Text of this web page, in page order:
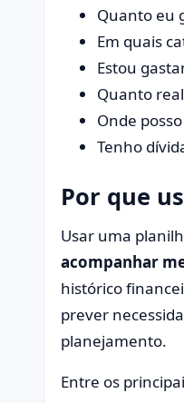
Quanto eu
Em quais
Estou
Quanto
Onde
Tenho
Por que
Usar uma
acompanhar
histórico
prever
planejamento.
Entre os